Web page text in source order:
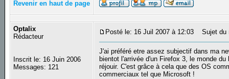
Revenir en haut de page
Optalix
Rédacteur
Inscrit le: 16 Juin 2006
Messages: 121
Posté le: 16 Juil 2007 à 12:03 Sujet du
J'ai préféré etre assez subjectif dans ma
bientot l'arrivée d'un Firefox 3, le monde
réjouir. C'est grâce à cela que des OS
commerciaux tel que Microsoft !